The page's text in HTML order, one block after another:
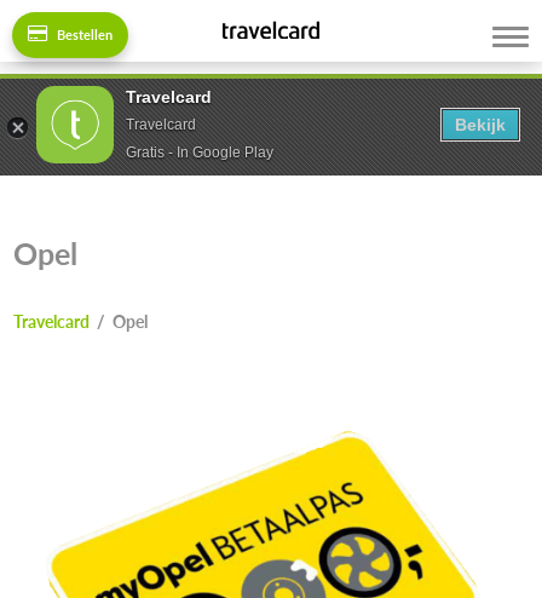
Bestellen
Opel
Travelcard /Opel
Travelcard
Travelcard
Gratis - In Google Play
Bekijk